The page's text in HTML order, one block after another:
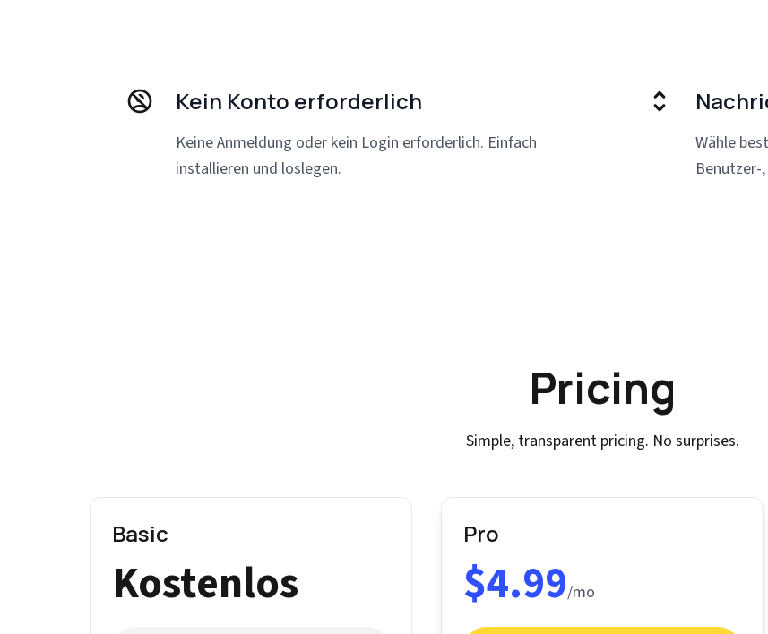
Kein Konto erforderlich
Keine Anmeldung oder kein Login erforderlich. Einfach
installieren und loslegen.
Wähle
Benutzer-
Pricing
Simple, transparent pricing. No surprises.
Basic
Kostenlos
Pro
$4.99/mo